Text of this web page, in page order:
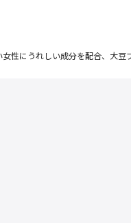
性にうれしい成分を配合、大豆